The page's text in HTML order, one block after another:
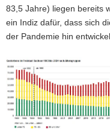
83,5 Jahre) liegen bereits
ein Indiz dafür, dass sich
der Pandemie hin